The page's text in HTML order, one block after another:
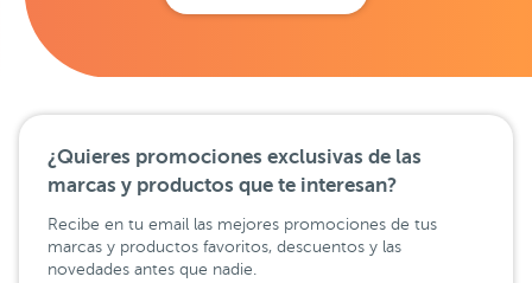
¿Quieres promociones exclusivas de las
marcas y productos que te interesan?
Recibe en tu email las mejores promociones de tus
marcas y productos favoritos, descuentos y las
novedades antes que nadie.